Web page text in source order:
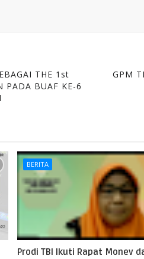
THE 1st
PADA BUAF KE-6
GPM
BERITA
Prodi TBI Ikuti Rapat Monev